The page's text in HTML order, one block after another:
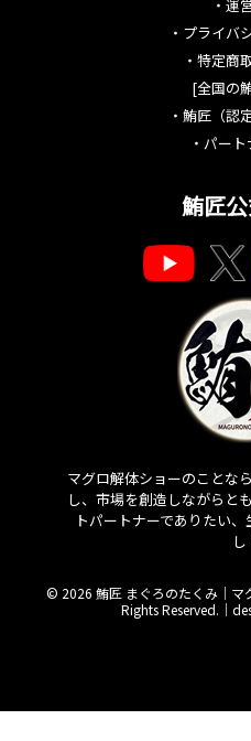
・ 運
・ プライバ
・ 特定商
[全国の
・ 鮪匠（認
・ パー
鮪匠
マグロ解体ショーのことな
し、市場を創造しながらと
トパートナーでありたい
し
© 2026 鮪匠 まぐろのたくみ｜マ
Rights Reserved.｜